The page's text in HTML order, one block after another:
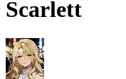
Scarlett